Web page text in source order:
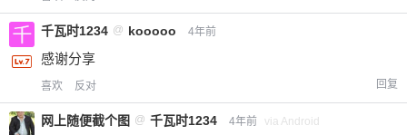
千瓦时1234 @ kooooo 4年前
感谢分享
喜欢 反对 回复
网上随便截个图 @ 千瓦时1234 4年前 via Android